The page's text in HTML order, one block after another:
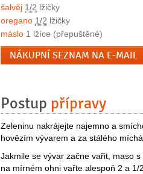
šalvěj 1/2 lžičky
oregano 1/2 lžičky
máslo 1 lžíce (přepuštěné)
NÁKUPNÍ SEZNAM NA E-MAIL
Postup přípravy
Zeleninu nakrájejte najemno a
hovězím vývarem a za stálého
Jakmile se vývar začne vařit, maso
na mírném ohni vařte alespoň 2 a 1/